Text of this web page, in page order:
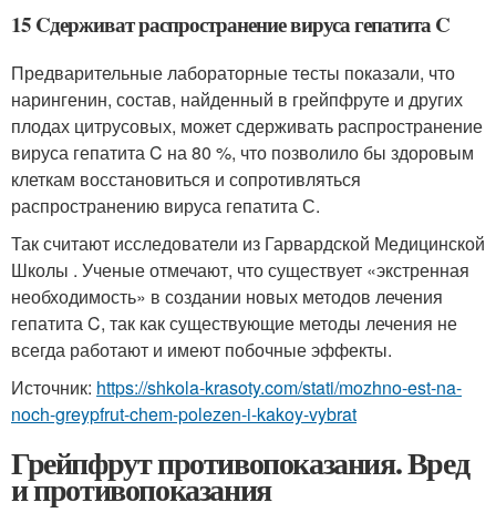
15 Cдерживат распространение вируса гепатита C
Предварительные лабораторные тесты показали, что
нарингенин, состав, найденный в грейпфруте и других
плодах цитрусовых, может сдерживать распространение
вируса гепатита C на 80 %, что позволило бы здоровым
клеткам восстановиться и сопротивляться
распространению вируса гепатита С.
Так считают исследователи из Гарвардской Медицинской
Школы . Ученые отмечают, что существует «экстренная
необходимость» в создании новых методов лечения
гепатита C, так как существующие методы лечения не
всегда работают и имеют побочные эффекты.
Источник: https://shkola-krasoty.com/stati/mozhno-est-na-
noch-greypfrut-chem-polezen-i-kakoy-vybrat
Грейпфрут противопоказания. Вред
и противопоказания